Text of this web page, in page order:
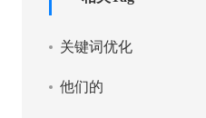
关键词优化
他们的